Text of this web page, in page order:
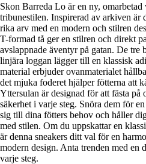
Skon Barreda Lo är en ny, omarbetad
tribunestilen. Inspirerad av arkiven är
rika arv med en modern och stilren
T-formad tå ger en stilren och direkt
avslappnade äventyr på gatan. De tre
linjära loggan lägger till en klassisk
material erbjuder ovanmaterialet
det mjuka foderet hjälper fötterna att
Yttersulan är designad för att fästa
säkerhet i varje steg. Snöra dem för
sig till dina fötters behov och håller
med stilen. Om du uppskattar en
är denna sneakers ditt val för en
modern design. Anta trenden med en
varje steg.